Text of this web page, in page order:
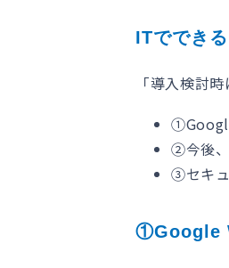
ITででき
「導入検討
②今後、
③セキュ
①Google